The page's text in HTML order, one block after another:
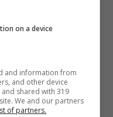
183 mila fans la
raccontatoche
Secondo
on a device
and information from
and other device
shared with 319
We and our partners
of partners.